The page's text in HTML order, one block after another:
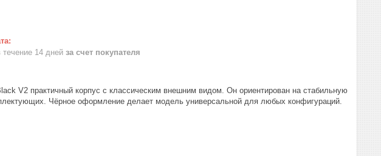
течение 14 дней за счет покупателя
V2 практичный корпус с классическим внешним видом. Он ориентирован на стабильную
Чёрное оформление делает модель универсальной для любых конфигураций.